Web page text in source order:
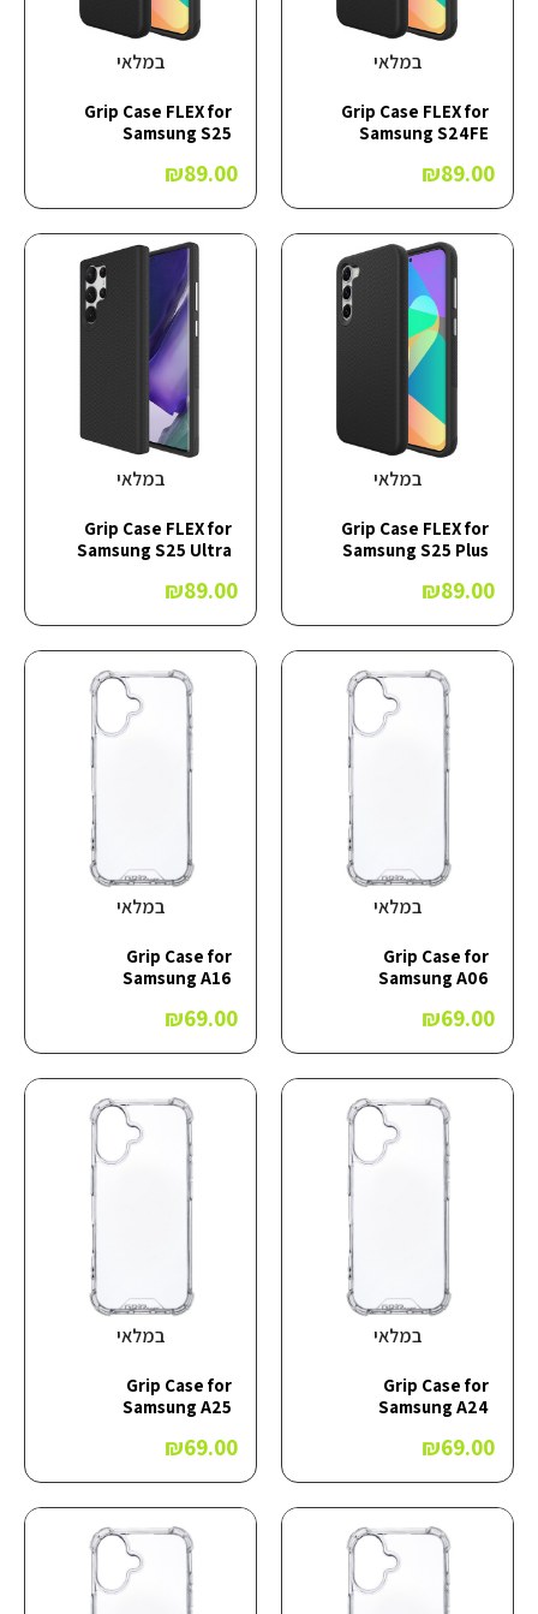
במלאי
Grip Case FLEX for
Samsung S24FE
₪89.00
במלאי
Grip Case FLEX for
Samsung S25
₪89.00
במלאי
Grip Case FLEX for
Samsung S25 Plus
₪89.00
במלאי
Grip Case FLEX for
Samsung S25 Ultra
₪89.00
במלאי
Grip Case for
Samsung A06
₪69.00
במלאי
Grip Case for
Samsung A16
₪69.00
במלאי
Grip Case for
Samsung A24
₪69.00
במלאי
Grip Case for
Samsung A25
₪69.00